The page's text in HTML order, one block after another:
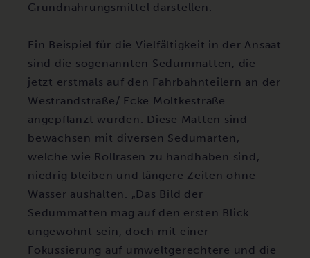
Grundnahrungsmittel darstellen.
Ein Beispiel für die Vielfältigkeit in der Ansaat
sind die sogenannten Sedummatten, die
jetzt erstmals auf den Fahrbahnteilern an der
Westrandstraße/ Ecke Moltkestraße
angepflanzt wurden. Diese Matten sind
bewachsen mit diversen Sedumarten,
welche wie Rollrasen zu handhaben sind,
niedrig bleiben und längere Zeiten ohne
Wasser aushalten. „Das Bild der
Sedummatten mag auf den ersten Blick
ungewohnt sein, doch mit einer
Fokussierung auf umweltgerechtere und die